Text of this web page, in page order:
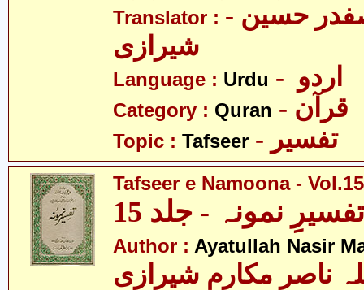
Translator : - مولانا سید صفدر حسین
شیرازی
Language : Urdu
Category : Quran - قرآن
Topic : Tafseer - تفسیر
Tafseer e Namoona - Vol.15
تفسیرِ نمونہ - جلد 15
Author : Ayatullah Nasir
ناصر مکارم شیرازی